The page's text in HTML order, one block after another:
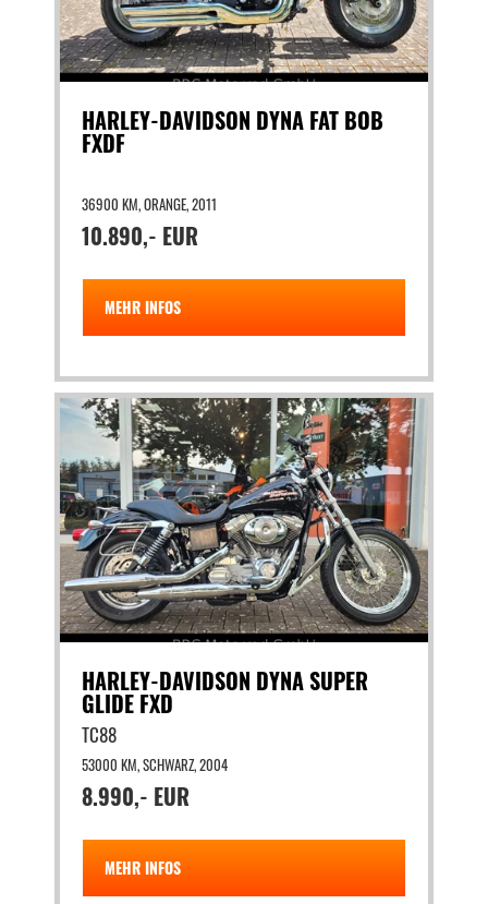
HARLEY-DAVIDSON DYNA FAT BOB
FXDF
36900 KM, ORANGE, 2011
10.890,- EUR
MEHR INFOS
HARLEY-DAVIDSON DYNA SUPER
GLIDE FXD
TC88
53000 KM, SCHWARZ, 2004
8.990,- EUR
MEHR INFOS